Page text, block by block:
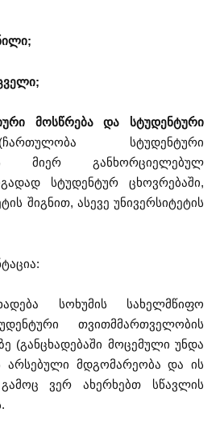
მოსწრება და სტუდენტური
სტუდენტური
მიერ განხორციელებულ
სტუდენტურ ცხოვრებაში,
შიგნით, ასევე უნივერსიტეტის
სოხუმის სახელმწიფო
თვითმმართველობის
(განცხადებაში მოცემული უნდა
არსებული მდგომარეობა და ის
ვერ ახერხებთ სწავლის